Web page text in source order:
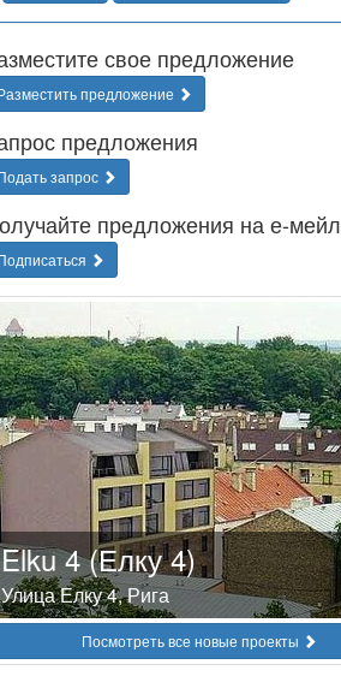
свое предложение
предложение
предложения
запрос
предложения на е-мейл
Elku 4 (Елку 4)
Улица Елку 4, Рига
Посмотреть все новые проекты